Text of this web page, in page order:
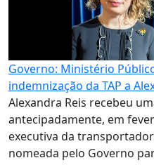
Governo: Ministério
indemnização da TAP a
Alexandra Reis recebeu
antecipadamente, em
executiva da
nomeada pelo Governo